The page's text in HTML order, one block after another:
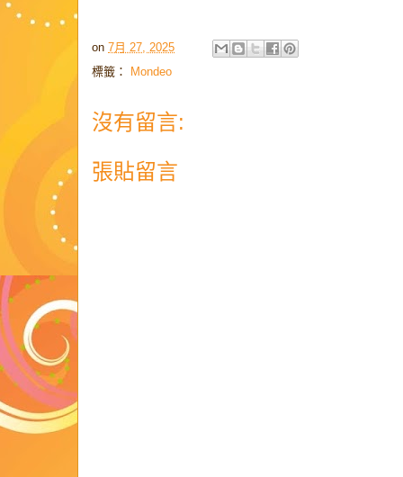
on 7月 27, 2025
標籤：
Mondeo
沒有留言:
張貼留言